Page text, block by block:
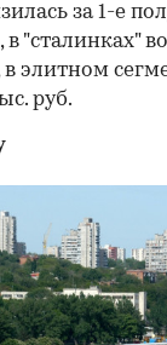
за 1-е
в "сталинках"
в элитном
руб.